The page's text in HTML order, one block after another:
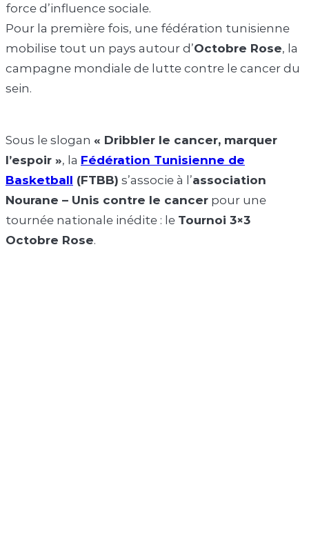
force d’influence sociale.
Pour la première fois, une fédération tunisienne
mobilise tout un pays autour d’Octobre Rose, la
campagne mondiale de lutte contre le cancer du
sein.
Sous le slogan « Dribbler le cancer, marquer
l’espoir », la Fédération Tunisienne de
Basketball (FTBB) s’associe à l’association
Nourane – Unis contre le cancer pour une
tournée nationale inédite : le Tournoi 3×3
Octobre Rose.